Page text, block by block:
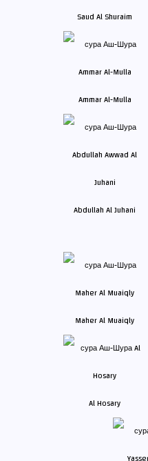
Saud Al Shuraim
Ammar Al-Mulla
Abdullah Al Juhani
Maher Al Muaiqly
Al Hosary